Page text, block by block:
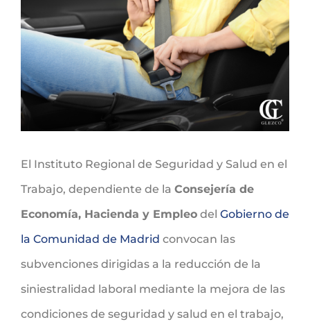
imagen
más
grande
El Instituto Regional de Seguridad y Salud en el
Trabajo, dependiente de la Consejería de
Economía, Hacienda y Empleo del Gobierno de
la Comunidad de Madrid convocan las
subvenciones dirigidas a la reducción de la
siniestralidad laboral mediante la mejora de las
condiciones de seguridad y salud en el trabajo,